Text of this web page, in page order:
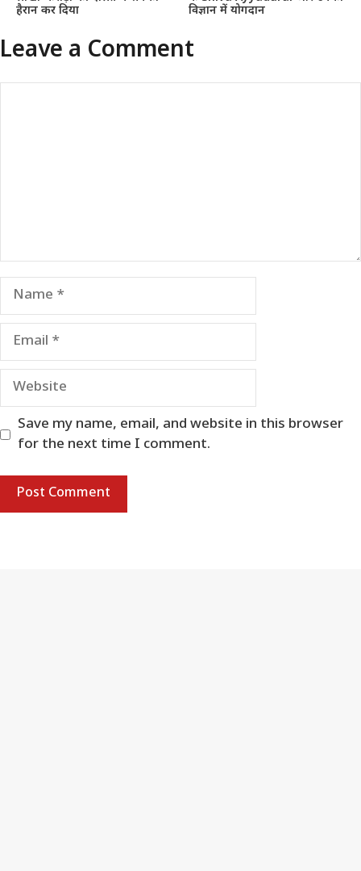
हैरान कर दिया
विज्ञान में योगदान
Leave a Comment
Name
Email
Website
Save my name, email, and website in this browser
for the next time I comment.